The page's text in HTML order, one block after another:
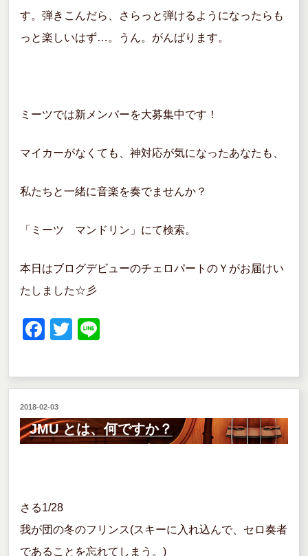
す。弾きこんだら、さらっと弾けるようになったらも
っと楽しいはず…。うん。がんばります。
ミーツでは新メンバーを大募集中です！
マイカーがなくても、神対応が気になったあなたも、
私たちと一緒に音楽を奏でませんか？
「ミーツ マンドリン」にて検索。
本日はブログデビューのチェロパートのＹがお届けい
たしました☆彡
F
c
e
b
o
T
tt
er
e
投
稿
日:
2018-02-03
JMU とは、何ですか？
さる1/28
我が団の冬のフリンス(スキーに入れ込んで、セロ奏者
であることを忘れてしまう。)